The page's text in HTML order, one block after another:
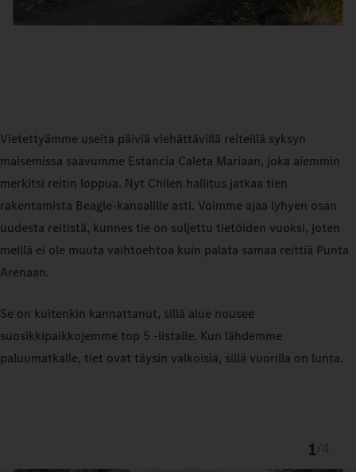
Vietettyämme useita päiviä viehättävillä reiteillä syksyn
maisemissa saavumme Estancia Caleta Mariaan, joka aiemmin
merkitsi reitin loppua. Nyt Chilen hallitus jatkaa tien
rakentamista Beagle-kanaalille asti. Voimme ajaa lyhyen osan
uudesta reitistä, kunnes tie on suljettu tietöiden vuoksi, joten
meillä ei ole muuta vaihtoehtoa kuin palata samaa reittiä Punta
Arenaan.
Se on kuitenkin kannattanut, sillä alue nousee
suosikkipaikkojemme top 5 -listalle. Kun lähdemme
paluumatkalle, tiet ovat täysin valkoisia, sillä vuorilla on lunta.
1